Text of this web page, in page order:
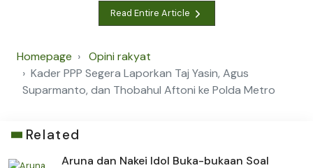
Read Entire Article
Homepage
Opini rakyat
Kader PPP Segera Laporkan Taj Yasin, Agus
Suparmanto, dan Thobahul Aftoni ke Polda Metro
Related
Aruna dan Nakei Idol Buka-bukaan Soal